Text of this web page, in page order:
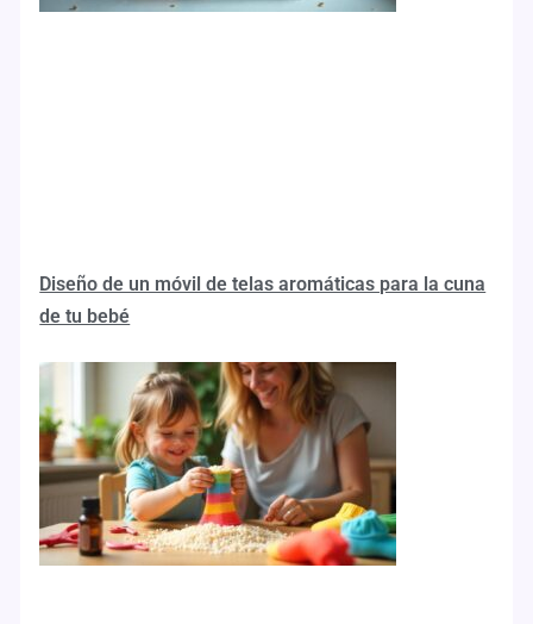
Diseño de un móvil de telas aromáticas para la cuna
de tu bebé